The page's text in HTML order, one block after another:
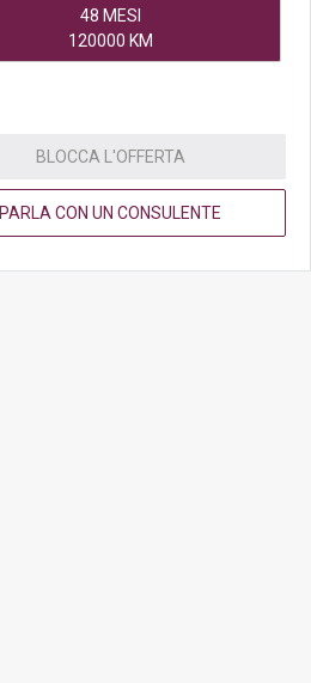
48 MESI
120000 KM
BLOCCA L'OFFERTA
PARLA CON UN CONSULENTE